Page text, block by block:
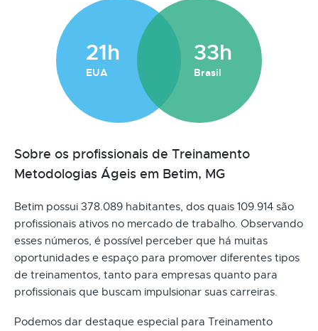
21h
EUA
33h
Brasil
Sobre os profissionais de Treinamento
Metodologias Ágeis em Betim, MG
Betim possui 378.089 habitantes, dos quais 109.914 são
profissionais ativos no mercado de trabalho. Observando
esses números, é possível perceber que há muitas
oportunidades e espaço para promover diferentes tipos
de treinamentos, tanto para empresas quanto para
profissionais que buscam impulsionar suas carreiras.
Podemos dar destaque especial para Treinamento